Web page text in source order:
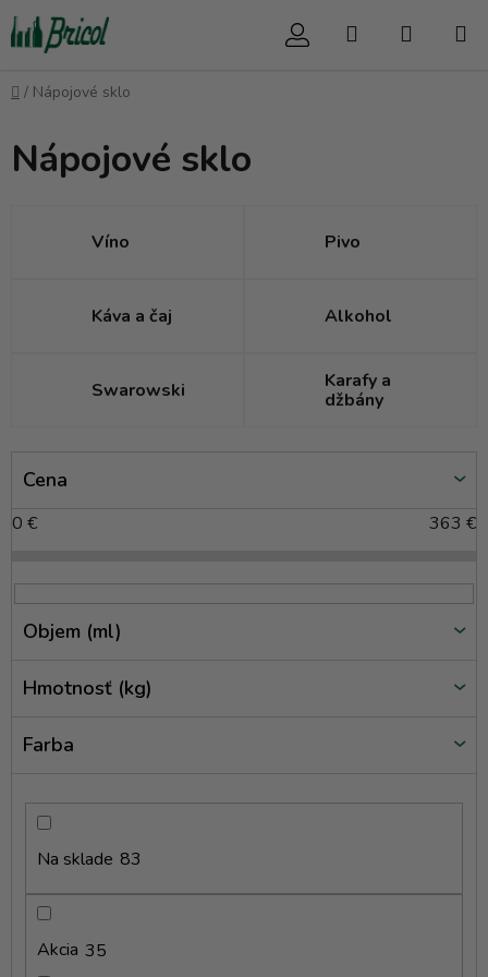
Prejsť
na
obsah
Hľadať
Domov
/ Nápojové sklo
Nápojové sklo
Víno Pivo
Káva a čaj Alkohol
Swarowski
Karafy a
džbány
Cena
0 € 363 €
Na sklade 83
Akcia 35
Objem (ml)
Hmotnosť (kg)
Farba
V
p
s
p
d